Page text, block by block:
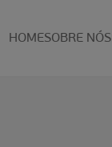
HOMESOBRE NÓS